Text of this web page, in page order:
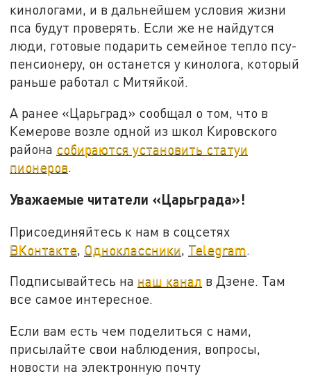
кинологами, и в дальнейшем условия жизни
пса будут проверять. Если же не найдутся
люди, готовые подарить семейное тепло псу-
пенсионеру, он останется у кинолога, который
раньше работал с Митяйкой.
А ранее «Царьград» сообщал о том, что в
Кемерове возле одной из школ Кировского
района собираются установить статуи
пионеров.
Уважаемые читатели «Царьграда»!
Присоединяйтесь к нам в соцсетях
ВКонтакте, Одноклассники, Telegram.
Подписывайтесь на наш канал в Дзене. Там
все самое интересное.
Если вам есть чем поделиться с нами,
присылайте свои наблюдения, вопросы,
новости на электронную почту